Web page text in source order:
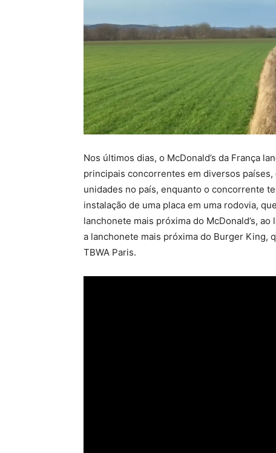
Nos últimos dias, o McDonald’s da França
principais concorrentes em diversos
unidades no país, enquanto o concorrente
instalação de uma placa em uma rodovia,
lanchonete mais próxima do McDonald’s,
a lanchonete mais próxima do Burger King,
TBWA Paris.